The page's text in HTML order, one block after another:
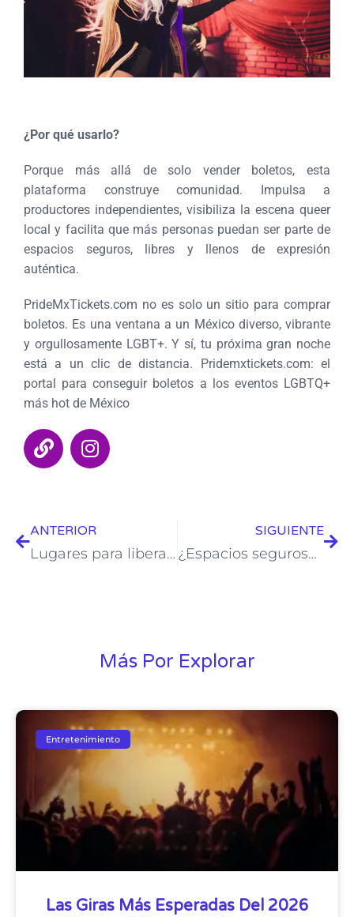
¿Por qué usarlo?
Porque más allá de solo vender boletos, esta
plataforma construye comunidad. Impulsa a
productores independientes, visibiliza la escena queer
local y facilita que más personas puedan ser parte de
espacios seguros, libres y llenos de expresión
auténtica.
PrideMxTickets.com no es solo un sitio para comprar
boletos. Es una ventana a un México diverso, vibrante
y orgullosamente LGBT+. Y sí, tu próxima gran noche
está a un clic de distancia. Pridemxtickets.com: el
portal para conseguir boletos a los eventos LGBTQ+
más hot de México
ANTERIOR
Lugares para liberar tus deseos: Guía casual de cruising y putería en CDMX
SIGUIENTE
¿Espacios seguros? La discriminación dentro de la comunidad LGBTQ+
Más Por Explorar
Entretenimiento
Las Giras Más Esperadas Del 2026